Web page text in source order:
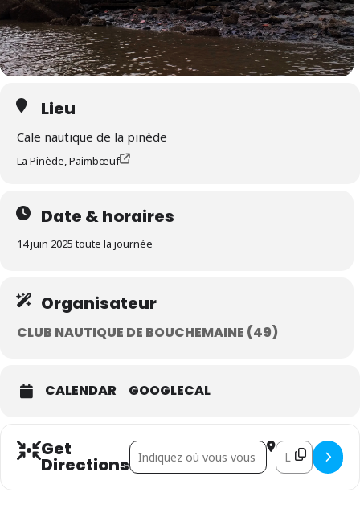
Lieu
Cale nautique de la pinède
La Pinède, Paimbœuf
Date & horaires
14 juin 2025 toute la journée
Organisateur
CLUB NAUTIQUE DE BOUCHEMAINE (49)
CALENDAR GOOGLECAL
Get
Directions
Address - Loire 725 - arrivée []Destination